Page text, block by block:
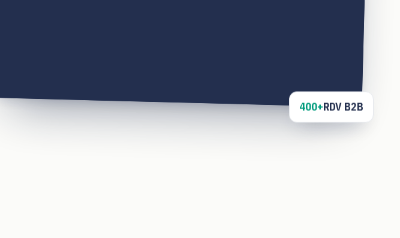
400+ RDV B2B